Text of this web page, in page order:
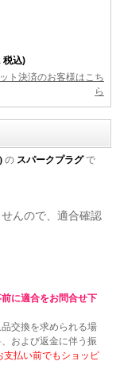
税込)
ト決済のお客様はこち
ら
の スパークプラグで
んので、適合確認
に適合をお問合せ下
交換を求められる場
および返金に伴う振
支払い前でもショッピ